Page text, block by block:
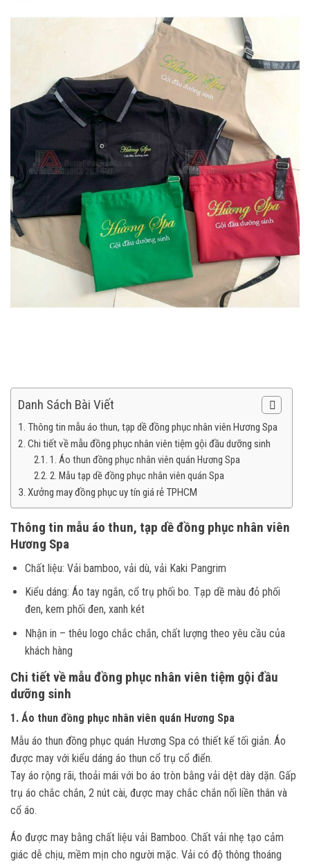
Danh Sách Bài Viết
Thông tin mẫu áo thun, tạp dề đồng phục nhân viên Hương Spa
Chi tiết về mẫu đồng phục nhân viên tiệm gội đầu dưỡng sinh
1. Áo thun đồng phục nhân viên quán Hương Spa
2. Mẫu tạp dề đồng phục nhân viên quán Spa
Xưởng may đồng phục uy tín giá rẻ TPHCM
Thông tin mẫu áo thun, tạp dề đồng phục nhân viên
Hương Spa
Chất liệu: Vải bamboo, vải dù, vải Kaki Pangrim
Kiểu dáng: Áo tay ngắn, cổ trụ phối bo. Tạp dề màu đỏ phối
đen, kem phối đen, xanh két
Nhận in – thêu logo chắc chắn, chất lượng theo yêu cầu của
khách hàng
Chi tiết về mẫu đồng phục nhân viên tiệm gội đầu
dưỡng sinh
1. Áo thun đồng phục nhân viên quán Hương Spa
Mẫu áo thun đồng phục quán Hương Spa có thiết kế tối giản. Áo
được may với kiểu dáng áo thun cổ trụ cổ điển.
Tay áo rộng rãi, thoải mái với bo áo tròn bằng vải dệt dày dặn. Gấp
trụ áo chắc chắn, 2 nút cài, được may chắc chắn nối liền thân và
cổ áo.
Áo được may bằng chất liệu vải Bamboo. Chất vải nhẹ tạo cảm
giác dễ chịu, mềm mịn cho người mặc. Vải có độ thông thoáng